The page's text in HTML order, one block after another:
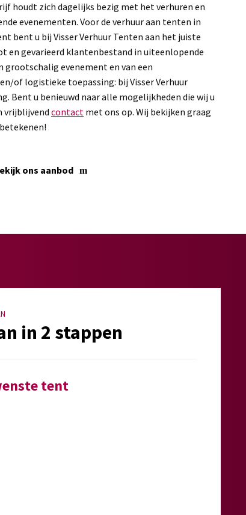
houdt zich dagelijks bezig met het verhuren en
evenementen. Voor de verhuur aan tenten in
bent u bij Visser Verhuur Tenten aan het juiste
en gevarieerd klantenbestand in uiteenlopende
grootschalig evenement en van een
of logistieke toepassing: bij Visser Verhuur
Bent u benieuwd naar alle mogelijkheden die wij u
vrijblijvend contact met ons op. Wij bekijken graag
ons aanbod
in 2 stappen
tent